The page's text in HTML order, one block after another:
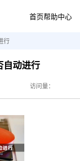
首页帮助中心
行
自动进行
访问量：